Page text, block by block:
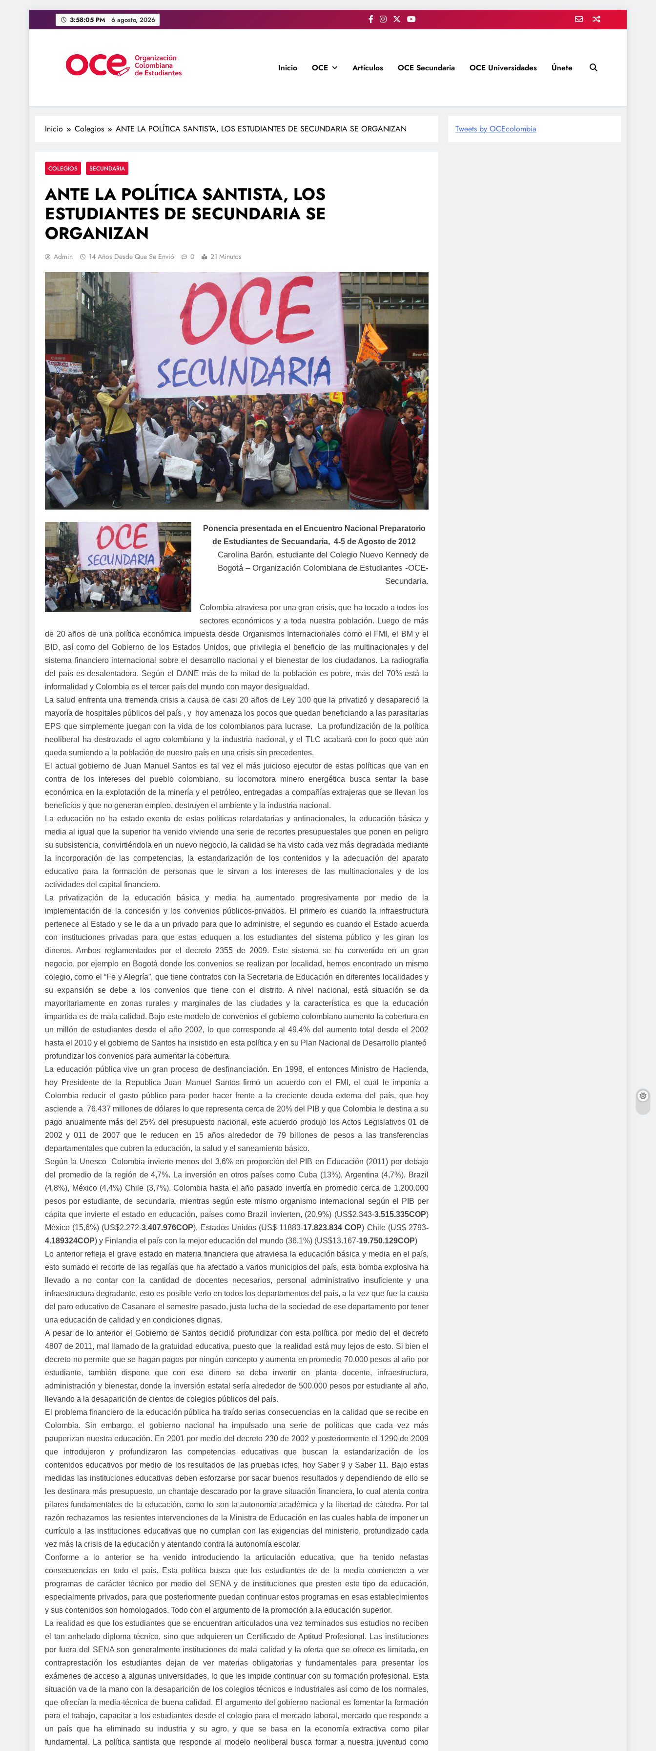
al
3:58:07 PM 6 agosto, 2026
OCE Colombia
Inicio OCE Artículos OCE Secundaria OCE Universidades Únete
Inicio Colegios ANTE LA POLÍTICA SANTISTA, LOS ESTUDIANTES DE SECUNDARIA SE ORGANIZAN
COLEGIOS SECUNDARIA
ANTE LA POLÍTICA SANTISTA, LOS
ESTUDIANTES DE SECUNDARIA SE
ORGANIZAN
Admin 14 Años Desde Que Se Envió 0 21 Minutos
Ponencia presentada en el Encuentro Nacional Preparatorio
de Estudiantes de Secuandaria, 4-5 de Agosto de 2012
Carolina Barón, estudiante del Colegio Nuevo Kennedy de
Bogotá – Organización Colombiana de Estudiantes -OCE-
Secundaria.
Colombia atraviesa por una gran crisis, que ha tocado a todos los
sectores económicos y a toda nuestra población. Luego de más
de 20 años de una política económica impuesta desde Organismos Internacionales como el FMI, el BM y el
BID, así como del Gobierno de los Estados Unidos, que privilegia el beneficio de las multinacionales y del
sistema financiero internacional sobre el desarrollo nacional y el bienestar de los ciudadanos. La radiografía
del país es desalentadora. Según el DANE más de la mitad de la población es pobre, más del 70% está la
informalidad y Colombia es el tercer país del mundo con mayor desigualdad.
La salud enfrenta una tremenda crisis a causa de casi 20 años de Ley 100 que la privatizó y desapareció la
mayoría de hospitales públicos del país , y hoy amenaza los pocos que quedan beneficiando a las parasitarias
EPS que simplemente juegan con la vida de los colombianos para lucrase. La profundización de la política
neoliberal ha destrozado el agro colombiano y la industria nacional, y el TLC acabará con lo poco que aún
queda sumiendo a la población de nuestro país en una crisis sin precedentes.
El actual gobierno de Juan Manuel Santos es tal vez el más juicioso ejecutor de estas políticas que van en
contra de los intereses del pueblo colombiano, su locomotora minero energética busca sentar la base
económica en la explotación de la minería y el petróleo, entregadas a compañías extrajeras que se llevan los
beneficios y que no generan empleo, destruyen el ambiente y la industria nacional.
La educación no ha estado exenta de estas políticas retardatarias y antinacionales, la educación básica y
media al igual que la superior ha venido viviendo una serie de recortes presupuestales que ponen en peligro
su subsistencia, convirtiéndola en un nuevo negocio, la calidad se ha visto cada vez más degradada mediante
la incorporación de las competencias, la estandarización de los contenidos y la adecuación del aparato
educativo para la formación de personas que le sirvan a los intereses de las multinacionales y de los
actividades del capital financiero.
La privatización de la educación básica y media ha aumentado progresivamente por medio de la
implementación de la concesión y los convenios públicos-privados. El primero es cuando la infraestructura
pertenece al Estado y se le da a un privado para que lo administre, el segundo es cuando el Estado acuerda
con instituciones privadas para que estas eduquen a los estudiantes del sistema público y les giran los
dineros. Ambos reglamentados por el decreto 2355 de 2009. Este sistema se ha convertido en un gran
negocio, por ejemplo en Bogotá donde los convenios se realizan por localidad, hemos encontrado un mismo
colegio, como el “Fe y Alegría”, que tiene contratos con la Secretaria de Educación en diferentes localidades y
su expansión se debe a los convenios que tiene con el distrito. A nivel nacional, está situación se da
mayoritariamente en zonas rurales y marginales de las ciudades y la característica es que la educación
impartida es de mala calidad. Bajo este modelo de convenios el gobierno colombiano aumento la cobertura en
un millón de estudiantes desde el año 2002, lo que corresponde al 49,4% del aumento total desde el 2002
hasta el 2010 y el gobierno de Santos ha insistido en esta política y en su Plan Nacional de Desarrollo planteó
profundizar los convenios para aumentar la cobertura.
La educación pública vive un gran proceso de desfinanciación. En 1998, el entonces Ministro de Hacienda,
hoy Presidente de la Republica Juan Manuel Santos firmó un acuerdo con el FMI, el cual le imponía a
Colombia reducir el gasto público para poder hacer frente a la creciente deuda externa del país, que hoy
asciende a 76.437 millones de dólares lo que representa cerca de 20% del PIB y que Colombia le destina a su
pago anualmente más del 25% del presupuesto nacional, este acuerdo produjo los Actos Legislativos 01 de
2002 y 011 de 2007 que le reducen en 15 años alrededor de 79 billones de pesos a las transferencias
departamentales que cubren la educación, la salud y el saneamiento básico.
Según la Unesco Colombia invierte menos del 3,6% en proporción del PIB en Educación (2011) por debajo
del promedio de la región de 4,7%. La inversión en otros países como Cuba (13%), Argentina (4,7%), Brazil
(4,8%), México (4,4%) Chile (3,7%). Colombia hasta el año pasado invertía en promedio cerca de 1.200.000
pesos por estudiante, de secundaria, mientras según este mismo organismo internacional según el PIB per
cápita que invierte el estado en educación, países como Brazil
invierten, (20,9%) (US$2.343-3.515.335COP)
México (15,6%) (US$2.272-3.407.976COP), Estados Unidos (US$ 11883-17.823.834 COP) Chile (US$ 2793-
4.189324COP) y Finlandia el país con la mejor educación del mundo (36,1%) (US$13.167-19.750.129COP)
Lo anterior refleja el grave estado en materia financiera que atraviesa la educación básica y media en el país,
esto sumado el recorte de las regalías que ha afectado a varios municipios del país, esta bomba explosiva ha
llevado a no contar con la cantidad de docentes necesarios, personal administrativo insuficiente y una
infraestructura degradante, esto es posible verlo en todos los departamentos del país, a la vez que fue la causa
del paro educativo de Casanare el semestre pasado, justa lucha de la sociedad de ese departamento por tener
una educación de calidad y en condiciones dignas.
A pesar de lo anterior el Gobierno de Santos decidió profundizar con esta política por medio del el decreto
4807 de 2011, mal llamado de la gratuidad educativa, puesto que la realidad está muy lejos de esto. Si bien el
decreto no permite que se hagan pagos por ningún concepto y aumenta en promedio 70.000 pesos al año por
estudiante, también dispone que con ese dinero se deba invertir en planta docente, infraestructura,
administración y bienestar, donde la inversión estatal sería alrededor de 500.000 pesos por estudiante al año,
llevando a la desaparición de cientos de colegios públicos del país.
El problema financiero de la educación pública ha traído serias consecuencias en la calidad que se recibe en
Colombia. Sin embargo, el gobierno nacional ha impulsado una serie de políticas que cada vez más
pauperizan nuestra educación. En 2001 por medio del decreto 230 de 2002 y posteriormente el 1290 de 2009
que introdujeron y profundizaron las competencias educativas que buscan la estandarización de los
contenidos educativos por medio de los resultados de las pruebas icfes, hoy Saber 9 y Saber 11. Bajo estas
medidas las instituciones educativas deben esforzarse por sacar buenos resultados y dependiendo de ello se
les destinara más presupuesto, un chantaje descarado por la grave situación financiera, lo cual atenta contra
pilares fundamentales de la educación, como lo son la autonomía académica y la libertad de cátedra. Por tal
razón rechazamos las resientes intervenciones de la Ministra de Educación en las cuales habla de imponer un
currículo a las instituciones educativas que no cumplan con las exigencias del ministerio, profundizado cada
vez más la crisis de la educación y atentando contra la autonomía escolar.
Conforme a lo anterior se ha venido introduciendo la articulación educativa, que ha tenido nefastas
consecuencias en todo el país. Esta política busca que los estudiantes de de la media comiencen a ver
programas de carácter técnico por medio del SENA y de instituciones que presten este tipo de educación,
especialmente privados, para que posteriormente puedan continuar estos programas en esas establecimientos
y sus contenidos son homologados. Todo con el argumento de la promoción a la educación superior.
La realidad es que los estudiantes que se encuentran articulados una vez terminados sus estudios no reciben
el tan anhelado diploma técnico, sino que adquieren un Certificado de Aptitud Profesional. Las instituciones
por fuera del SENA son generalmente instituciones de mala calidad y la oferta que se ofrece es limitada, en
contraprestación los estudiantes dejan de ver materias obligatorias y fundamentales para presentar los
exámenes de acceso a algunas universidades, lo que les impide continuar con su formación profesional. Esta
situación va de la mano con la desaparición de los colegios técnicos e industriales así como de los normales,
que ofrecían la media-técnica de buena calidad. El argumento del gobierno nacional es fomentar la formación
para el trabajo, capacitar a los estudiantes desde el colegio para el mercado laboral, mercado que responde a
un país que ha eliminado su industria y su agro, y que se basa en la economía extractiva como pilar
fundamental. La política santista que responde al modelo neoliberal busca formar a nuestra juventud como
Tweets by OCEcolombia